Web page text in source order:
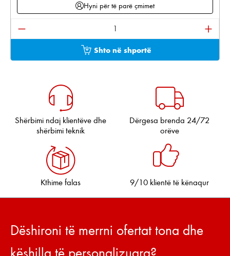
Hyni për të parë çmimet
Sasia e produktit: Shkruani sasinë e dëshiruar
Shto në shportë
Shërbimi ndaj klientëve dhe
shërbimi teknik
Dërgesa brenda 24/72
orëve
Kthime falas 9/10 klientë të kënaqur
Dëshironi të merrni ofertat tona dhe
këshilla të personalizuara?